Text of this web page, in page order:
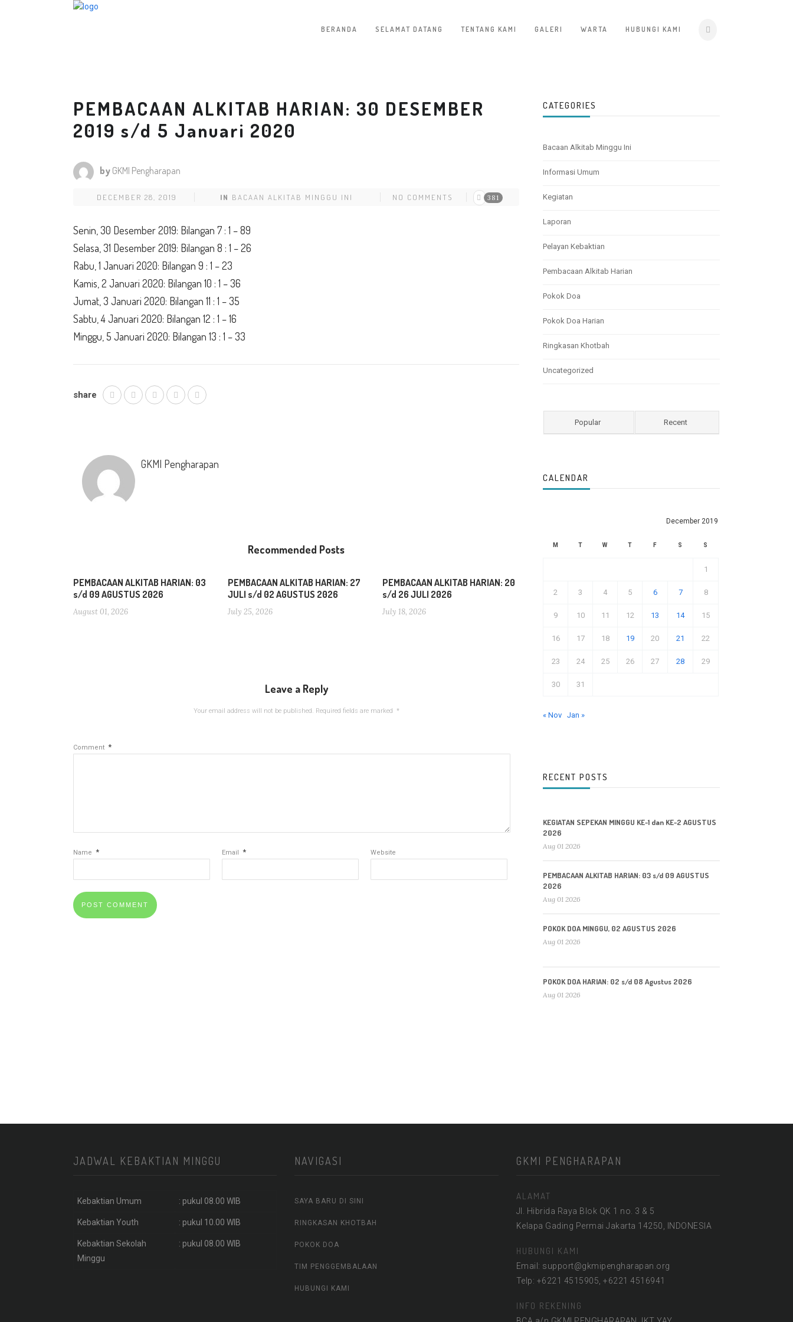
BERANDA SELAMAT DATANG TENTANG KAMI GALERI WARTA HUBUNGI KAMI
PEMBACAAN ALKITAB HARIAN: 30 DESEMBER
2019 s/d 5 Januari 2020
by GKMI Pengharapan
DECEMBER 28, 2019 IN BACAAN ALKITAB MINGGU INI NO COMMENTS 381
Senin, 30 Desember 2019: Bilangan 7 : 1 – 89
Selasa, 31 Desember 2019: Bilangan 8 : 1 – 26
Rabu, 1 Januari 2020: Bilangan 9 : 1 – 23
Kamis, 2 Januari 2020: Bilangan 10 : 1 – 36
Jumat, 3 Januari 2020: Bilangan 11 : 1 – 35
Sabtu, 4 Januari 2020: Bilangan 12 : 1 – 16
Minggu, 5 Januari 2020: Bilangan 13 : 1 – 33
share
GKMI Pengharapan
Recommended Posts
PEMBACAAN ALKITAB HARIAN: 03
s/d 09 AGUSTUS 2026
August 01, 2026
PEMBACAAN ALKITAB HARIAN: 27
JULI s/d 02 AGUSTUS 2026
July 25, 2026
PEMBACAAN ALKITAB HARIAN: 20
s/d 26 JULI 2026
July 18, 2026
Leave a Reply
Your email address will not be published. Required fields are marked *
Comment *
Name * Email * Website
CATEGORIES
Bacaan Alkitab Minggu Ini
Informasi Umum
Kegiatan
Laporan
Pelayan Kebaktian
Pembacaan Alkitab Harian
Pokok Doa
Pokok Doa Harian
Ringkasan Khotbah
Uncategorized
Popular Recent
CALENDAR
December 2019
M T W T F S S
1
2 3 4 5 6 7 8
9 10 11 12 13 14 15
16 17 18 19 20 21 22
23 24 25 26 27 28 29
30 31
« Nov Jan »
RECENT POSTS
KEGIATAN SEPEKAN MINGGU KE-1 dan KE-2 AGUSTUS
2026
Aug 01 2026
PEMBACAAN ALKITAB HARIAN: 03 s/d 09 AGUSTUS
2026
Aug 01 2026
POKOK DOA MINGGU, 02 AGUSTUS 2026
Aug 01 2026
POKOK DOA HARIAN: 02 s/d 08 Agustus 2026
Aug 01 2026
JADWAL KEBAKTIAN MINGGU
Kebaktian Umum : pukul 08.00 WIB
Kebaktian Youth : pukul 10.00 WIB
Kebaktian Sekolah
Minggu
: pukul 08.00 WIB
NAVIGASI
SAYA BARU DI SINI
RINGKASAN KHOTBAH
POKOK DOA
TIM PENGGEMBALAAN
HUBUNGI KAMI
GKMI PENGHARAPAN
ALAMAT
Jl. Hibrida Raya Blok QK 1 no. 3 & 5
Kelapa Gading Permai Jakarta 14250, INDONESIA
HUBUNGI KAMI
Email: support@gkmipengharapan.org
Telp: +6221 4515905, +6221 4516941
INFO REKENING